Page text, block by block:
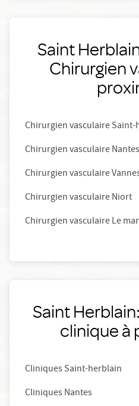
Saint
Chirurgien
Chirurgien vasculaire
Chirurgien vasculaire Nantes
Chirurgien vasculaire
Chirurgien vasculaire Niort
Chirurgien vasculaire Le
Saint
clinique à
Cliniques Saint-herblain
Cliniques Nantes